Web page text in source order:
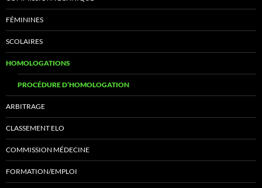
FÉMININES
SCOLAIRES
HOMOLOGATIONS
PROCÉDURE D’HOMOLOGATION
ARBITRAGE
CLASSEMENT ELO
COMMISSION MÉDECINE
FORMATION/EMPLOI